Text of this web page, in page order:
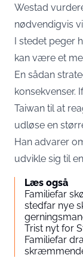
Westad
nødvendigvis
I stedet peger
kan være et
En sådan
konsekvenser.
Taiwan til at
udløse en
Han advarer
udvikle sig til
Læs også
Familiefar
stedfar nye
Trist nyt for
Familiefar